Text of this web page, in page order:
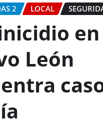
2 LOCAL
en
León